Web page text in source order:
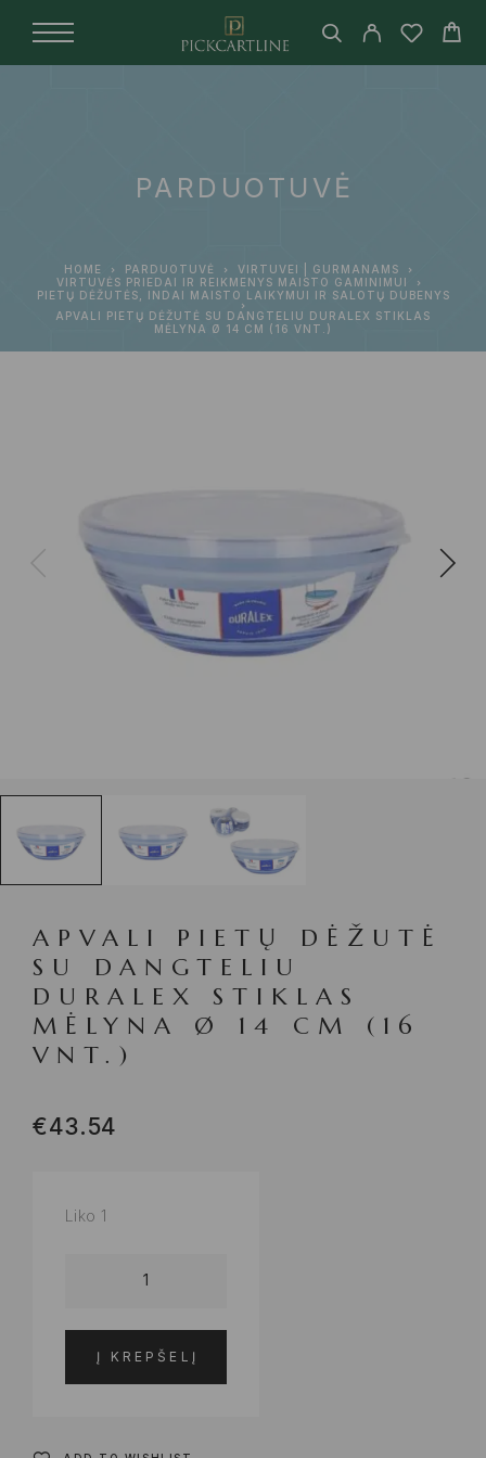
PARDUOTUVĖ
HOME PARDUOTUVĖ
VIRTUVEI | GURMANAMS
VIRTUVĖS PRIEDAI IR REIKMENYS MAISTO GAMINIMUI
PIETŲ DĖŽUTĖS, INDAI MAISTO LAIKYMUI IR SALOTŲ DUBENYS
APVALI PIETŲ DĖŽUTĖ SU DANGTELIU DURALEX STIKLAS
MĖLYNA Ø 14 CM (16 VNT.)
APVALI PIETŲ DĖŽUTĖ
SU DANGTELIU
DURALEX STIKLAS
MĖLYNA Ø 14 CM (16
VNT.)
€43.54
Liko 1
Į KREPŠELĮ